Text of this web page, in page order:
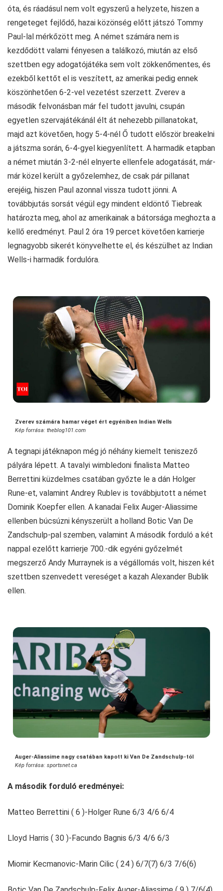
óta, és ráadásul nem volt egyszerű a helyzete, hiszen a
rengeteget fejlődő, hazai közönség előtt játszó Tommy
Paul-lal mérkőzött meg. A német számára nem is
kezdődött valami fényesen a találkozó, miután az első
szettben egy adogatójátéka sem volt zökkenőmentes, és
ezekből kettőt el is veszített, az amerikai pedig ennek
köszönhetően 6-2-vel vezetést szerzett. Zverev a
második felvonásban már fel tudott javulni, csupán
egyetlen szervajátékánál élt át nehezebb pillanatokat,
majd azt követően, hogy 5-4-nél Ő tudott először breakelni
a játszma során, 6-4-gyel kiegyenlített. A harmadik etapban
a német miután 3-2-nél elnyerte ellenfele adogatását, már-
már közel került a győzelemhez, de csak pár pillanat
erejéig, hiszen Paul azonnal vissza tudott jönni. A
továbbjutás sorsát végül egy mindent eldöntő Tiebreak
határozta meg, ahol az amerikainak a bátorsága meghozta a
kellő eredményt. Paul 2 óra 19 percet követően karrierje
legnagyobb sikerét könyvelhette el, és készülhet az Indian
Wells-i harmadik fordulóra.
Zverev számára hamar véget ért egyéniben Indian Wells
Kép forrása: theblog101.com
A tegnapi játéknapon még jó néhány kiemelt teniszező
pályára lépett. A tavalyi wimbledoni finalista Matteo
Berrettini küzdelmes csatában győzte le a dán Holger
Rune-et, valamint Andrey Rublev is továbbjutott a német
Dominik Koepfer ellen. A kanadai Felix Auger-Aliassime
ellenben búcsúzni kényszerült a holland Botic Van De
Zandschulp-pal szemben, valamint A második forduló a két
nappal ezelőtt karrierje 700.-dik egyéni győzelmét
megszerző Andy Murraynek is a végállomás volt, hiszen két
szettben szenvedett vereséget a kazah Alexander Bublik
ellen.
Auger-Aliassime nagy csatában kapott ki Van De Zandschulp-tól
Kép forrása: sportsnet.ca
A második forduló eredményei:
Matteo Berrettini ( 6 )-Holger Rune 6/3 4/6 6/4
Lloyd Harris ( 30 )-Facundo Bagnis 6/3 4/6 6/3
Miomir Kecmanovic-Marin Cilic ( 24 ) 6/7(7) 6/3 7/6(6)